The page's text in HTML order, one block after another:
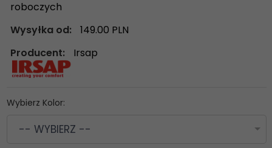
roboczych
Wysyłka od:
149.00 PLN
Producent:
Irsap
Wybierz Kolor:
-- WYBIERZ --